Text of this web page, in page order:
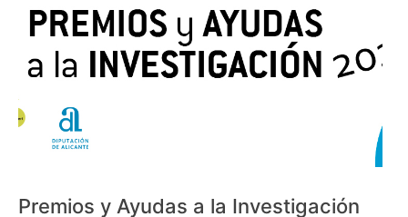
Premios y Ayudas a la Investigación